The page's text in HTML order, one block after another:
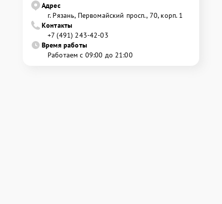
Адрес
г. Рязань, Первомайский просп., 70, корп. 1
Контакты
+7 (491) 243-42-03
Время работы
Работаем с 09:00 до 21:00